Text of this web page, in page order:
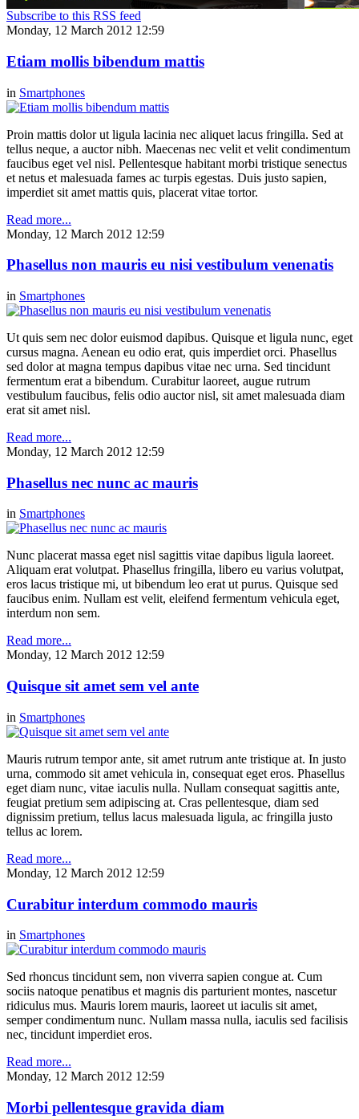
Subscribe to this RSS feed
Monday, 12 March 2012 12:59
Etiam mollis bibendum mattis
in Smartphones
Proin mattis dolor ut ligula lacinia nec aliquet lacus fringilla. Sed at
tellus neque, a auctor nibh. Maecenas nec velit et velit condimentum
faucibus eget vel nisl. Pellentesque habitant morbi tristique senectus
et netus et malesuada fames ac turpis egestas. Duis justo sapien,
imperdiet sit amet mattis quis, placerat vitae tortor.
Read more...
Monday, 12 March 2012 12:59
Phasellus non mauris eu nisi vestibulum venenatis
in Smartphones
Ut quis sem nec dolor euismod dapibus. Quisque et ligula nunc, eget
cursus magna. Aenean eu odio erat, quis imperdiet orci. Phasellus
sed dolor at magna tempus dapibus vitae nec urna. Sed tincidunt
fermentum erat a bibendum. Curabitur laoreet, augue rutrum
vestibulum faucibus, felis odio auctor nisl, sit amet malesuada diam
erat sit amet nisl.
Read more...
Monday, 12 March 2012 12:59
Phasellus nec nunc ac mauris
in Smartphones
Nunc placerat massa eget nisl sagittis vitae dapibus ligula laoreet.
Aliquam erat volutpat. Phasellus fringilla, libero eu varius volutpat,
eros lacus tristique mi, ut bibendum leo erat ut purus. Quisque sed
faucibus enim. Nullam est velit, eleifend fermentum vehicula eget,
interdum non sem.
Read more...
Monday, 12 March 2012 12:59
Quisque sit amet sem vel ante
in Smartphones
Mauris rutrum tempor ante, sit amet rutrum ante tristique at. In justo
urna, commodo sit amet vehicula in, consequat eget eros. Phasellus
eget diam nunc, vitae iaculis nulla. Nullam consequat sagittis ante,
feugiat pretium sem adipiscing at. Cras pellentesque, diam sed
dignissim pretium, tellus lacus malesuada ligula, ac fringilla justo
tellus ac lorem.
Read more...
Monday, 12 March 2012 12:59
Curabitur interdum commodo mauris
in Smartphones
Sed rhoncus tincidunt sem, non viverra sapien congue at. Cum
sociis natoque penatibus et magnis dis parturient montes, nascetur
ridiculus mus. Mauris lorem mauris, laoreet ut iaculis sit amet,
semper condimentum nunc. Nullam massa nulla, iaculis sed facilisis
nec, tincidunt imperdiet eros.
Read more...
Monday, 12 March 2012 12:59
Morbi pellentesque gravida diam